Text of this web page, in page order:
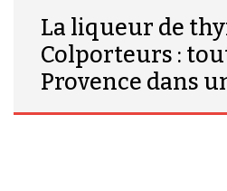
La liqueur de
Colporteurs :
Provence dans